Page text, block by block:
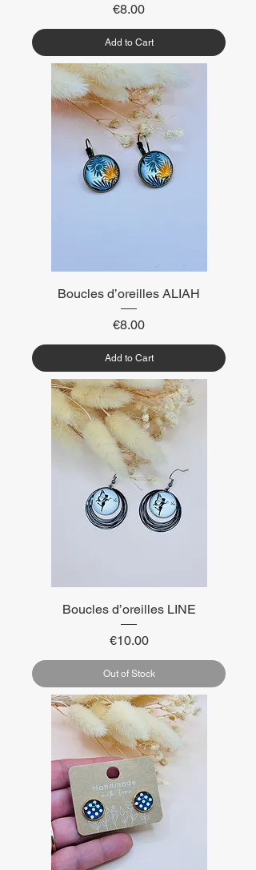
Price
€8.00
Add to Cart
Boucles d’oreilles ALIAH
Price
€8.00
Add to Cart
Boucles d’oreilles LINE
Price
€10.00
Out of Stock